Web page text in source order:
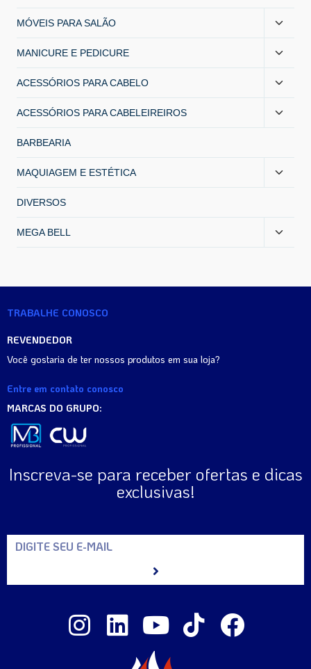
MÓVEIS PARA SALÃO
MANICURE E PEDICURE
ACESSÓRIOS PARA CABELO
ACESSÓRIOS PARA CABELEIREIROS
BARBEARIA
MAQUIAGEM E ESTÉTICA
DIVERSOS
MEGA BELL
TRABALHE CONOSCO
REVENDEDOR
Você gostaria de ter nossos produtos em sua loja?
Entre em contato conosco
MARCAS DO GRUPO:
Inscreva-se para receber ofertas e dicas
exclusivas!